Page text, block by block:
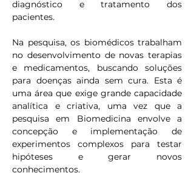
diagnóstico e tratamento dos
pacientes.
Na pesquisa, os biomédicos trabalham
no desenvolvimento de novas terapias
e medicamentos, buscando soluções
para doenças ainda sem cura. Esta é
uma área que exige grande capacidade
analítica e criativa, uma vez que a
pesquisa em Biomedicina envolve a
concepção e implementação de
experimentos complexos para testar
hipóteses e gerar novos
conhecimentos.